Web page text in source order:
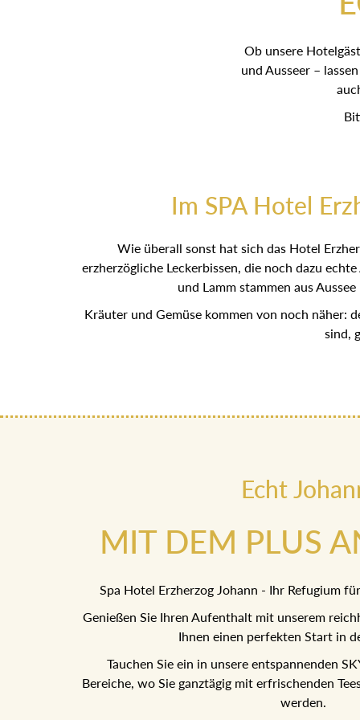
Ob unsere
und Ausseer –
Im SPA Hotel
Wie überall sonst hat sich das Hotel
erzherzögliche Leckerbissen, die noch dazu
und Lamm stammen aus
Kräuter und Gemüse kommen von noch näher:
sind,
Echt
MIT DEM PLUS
Spa Hotel Erzherzog Johann - Ihr Refugium
Genießen Sie Ihren Aufenthalt mit unserem
Ihnen einen perfekten Start in
Tauchen Sie ein in unsere entspannenden
Bereiche, wo Sie ganztägig mit erfrischenden
werden.